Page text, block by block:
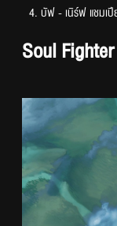
บัฟ - เนิร์ฟ แชมเปี
Soul